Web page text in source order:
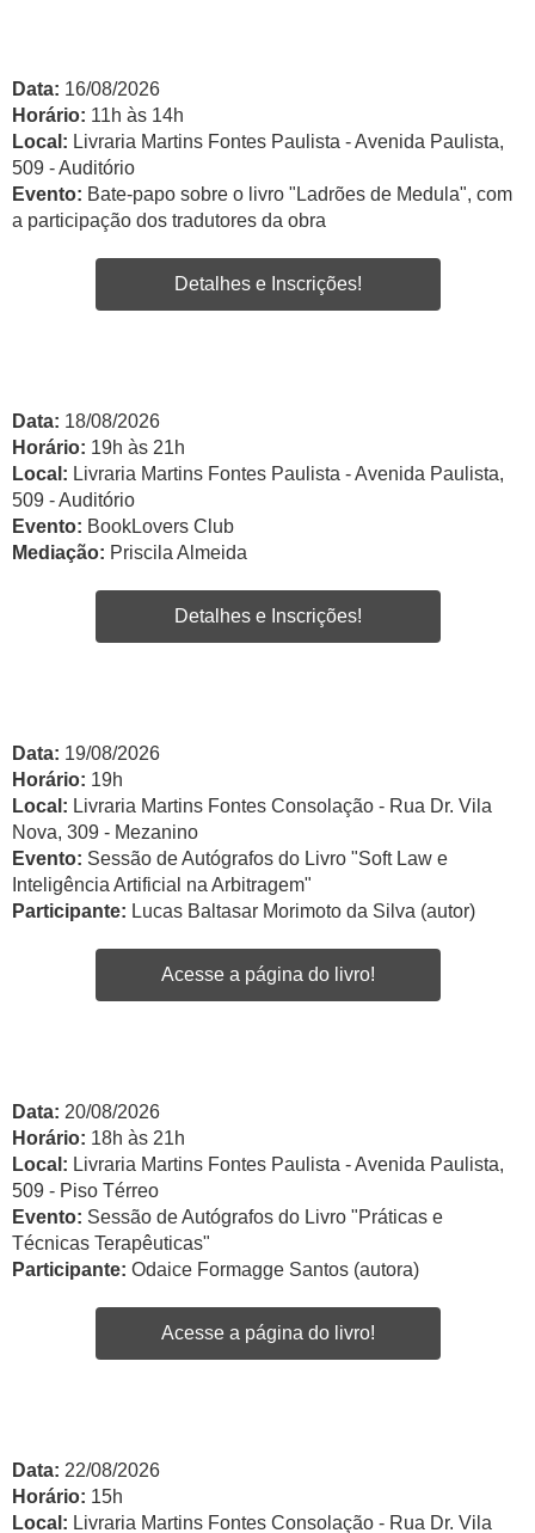
Data: 16/08/2026
Horário: 11h às 14h
Local: Livraria Martins Fontes Paulista - Avenida Paulista,
509 - Auditório
Evento: Bate-papo sobre o livro "Ladrões de Medula", com
a participação dos tradutores da obra
Detalhes e Inscrições!
Data: 18/08/2026
Horário: 19h às 21h
Local: Livraria Martins Fontes Paulista - Avenida Paulista,
509 - Auditório
Evento: BookLovers Club
Mediação: Priscila Almeida
Detalhes e Inscrições!
Data: 19/08/2026
Horário: 19h
Local: Livraria Martins Fontes Consolação - Rua Dr. Vila
Nova, 309 - Mezanino
Evento: Sessão de Autógrafos do Livro "Soft Law e
Inteligência Artificial na Arbitragem"
Participante: Lucas Baltasar Morimoto da Silva (autor)
Acesse a página do livro!
Data: 20/08/2026
Horário: 18h às 21h
Local: Livraria Martins Fontes Paulista - Avenida Paulista,
509 - Piso Térreo
Evento: Sessão de Autógrafos do Livro "Práticas e
Técnicas Terapêuticas"
Participante: Odaice Formagge Santos (autora)
Acesse a página do livro!
Data: 22/08/2026
Horário: 15h
Local: Livraria Martins Fontes Consolação - Rua Dr. Vila